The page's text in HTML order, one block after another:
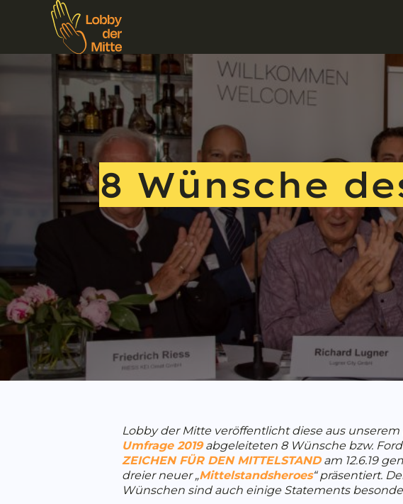
8 Wünsche
Lobby der Mitte veröffentlicht diese aus unserem
Umfrage 2019abgeleiteten 8 Wünsche bzw.
ZEICHEN FÜR DEN MITTELSTANDam 12.6.19
dreier neuer „Mittelstandsheroes“ präsentiert.
Wünschen sind auch einige Statements